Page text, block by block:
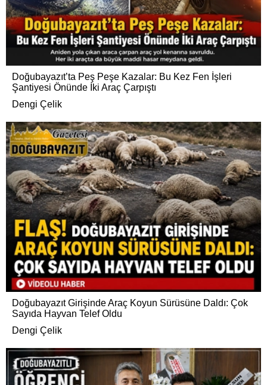
Doğubayazıt’ta Peş Peşe Kazalar: Bu Kez Fen İşleri
Şantiyesi Önünde İki Araç Çarpıştı
Dengi Çelik
Doğubayazıt Girişinde Araç Koyun Sürüsüne Daldı: Çok
Sayıda Hayvan Telef Oldu
Dengi Çelik